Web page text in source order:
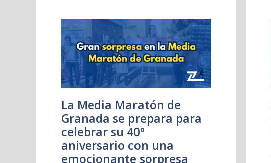
La Media Maratón de
Granada se prepara para
celebrar su 40º
aniversario con una
emocionante sorpresa